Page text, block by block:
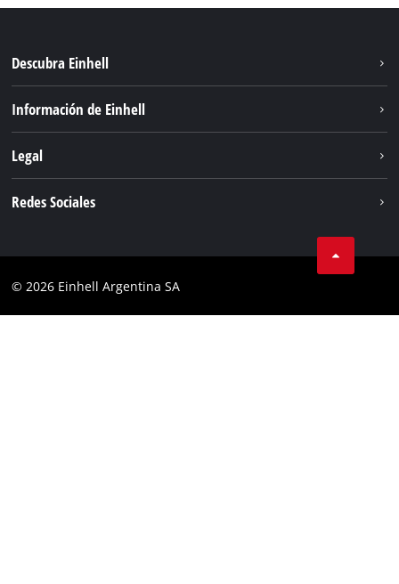
Descubra Einhell
Servicio
Información de Einhell
Einhell global
Legal
Cumplimiento
Redes Sociales
Instagram
© 2026 Einhell Argentina SA